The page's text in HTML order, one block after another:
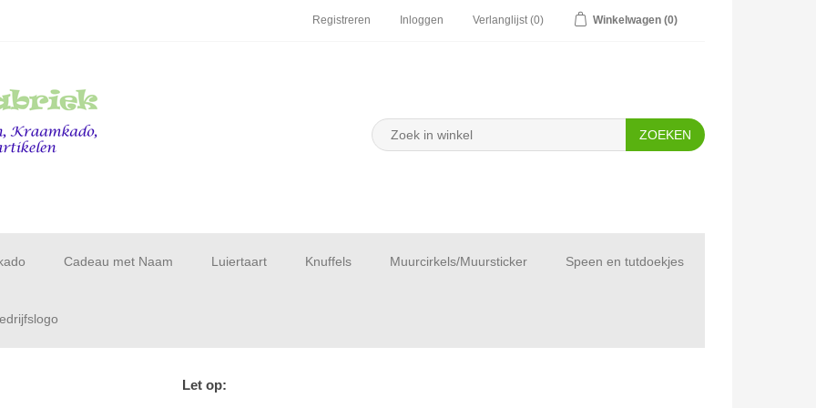
Registreren Inloggen Verlanglijst (0) Winkelwagen (0)
Cadeau met Naam Luiertaart Knuffels Muurcirkels/Muursticker Speen en tutdoekjes
Let op: